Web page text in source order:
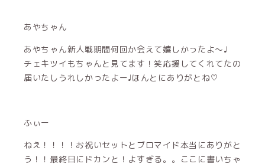
あやちゃん
あやちゃん新人戦期間何回か会えて嬉しかったよ〜♩
チェキツイもちゃんと見てます！笑応援してくれてたの
届いたしうれしかったよー♩ほんとにありがとね♡
ふぃー
ねえ！！！！お祝いセットとブロマイド本当にありがと
う！！最終日にドカンと！よすぎる。。ここに書いちゃ